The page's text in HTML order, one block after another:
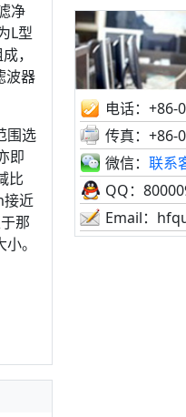
净
L型
，
波器
围选
即
比
接近
那
。
电话：+86-
传真：+86-
微信： 联系
QQ：
Email：